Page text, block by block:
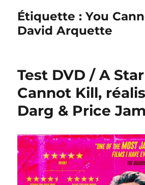
Étiquette :You
David Arquette
Test DVD / A
Cannot Kill,
Darg & Price